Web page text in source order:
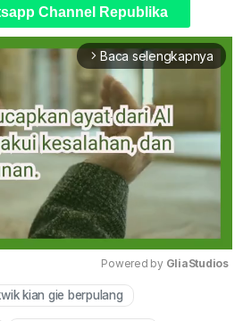
Channel Republika
arrow_forward_ios Baca selengkapnya
Powered by GliaStudios
kian gie berpulang